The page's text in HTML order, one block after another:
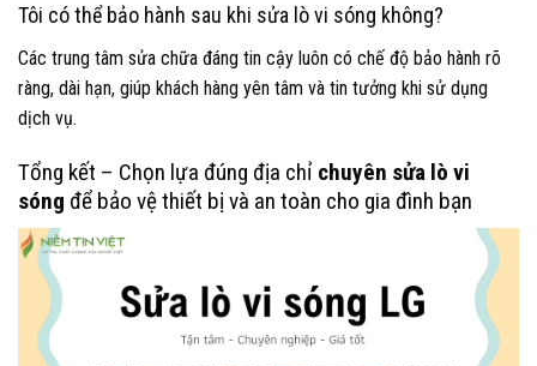
Tôi có thể bảo hành sau khi sửa lò vi sóng không?
Các trung tâm sửa chữa đáng tin cậy luôn có chế độ bảo hành rõ
ràng, dài hạn, giúp khách hàng yên tâm và tin tưởng khi sử dụng
dịch vụ.
Tổng kết – Chọn lựa đúng địa chỉ chuyên sửa lò vi
sóng để bảo vệ thiết bị và an toàn cho gia đình bạn